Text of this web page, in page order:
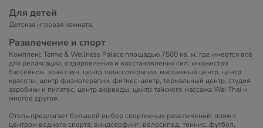
Для детей
Детская игровая комната.
Развлечение и спорт
Комплекс Terme & Wellness Palace площадью 7500 кв. м, где имеется всё
для релаксации, оздоровления и восстановления сил: множество
бассейнов, зона саун, центр талассотерапии, массажный центр, центр
красоты, центр физиотерапии, фитнес-центр, термальный центр, студия
аэробики и пилатес, центр аюрведы, центр тайского массажа Wai Thai и
многое другое.
Отель предлагает большой выбор спортивных развлечений: пляж с
центром водного спорта, виндсерфинг, велосипед, теннис, футбол,